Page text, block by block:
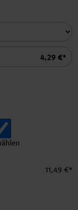
Summe
4,29 €*
11,49 €*